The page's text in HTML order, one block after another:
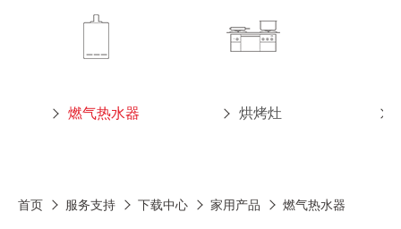
燃气热水器 烘烤灶
首页 服务支持 下载中心 家用产品 燃气热水器